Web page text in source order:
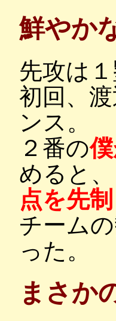
鮮やか
先攻は
初回、
ンス。
２番の
めると、
点を先制
チーム
った。
まさか